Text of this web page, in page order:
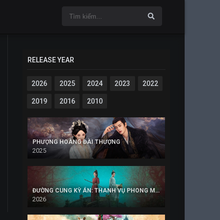
RELEASE YEAR
2026 2025 2024 2023 2022
2019 2016 2010
PHƯỢNG HOÀNG ĐÀI THƯỢNG
2025
ĐƯỜNG CUNG KỲ ÁN: THANH VỤ PHONG MINH
2026